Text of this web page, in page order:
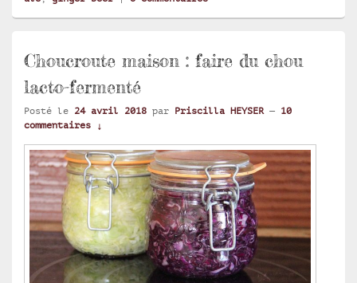
Choucroute maison : faire du chou
lacto-fermenté
Posté le 24 avril 2018 par Priscilla HEYSER — 10
commentaires ↓